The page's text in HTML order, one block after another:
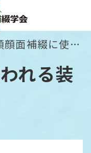
面補綴に使われる装置
れる装